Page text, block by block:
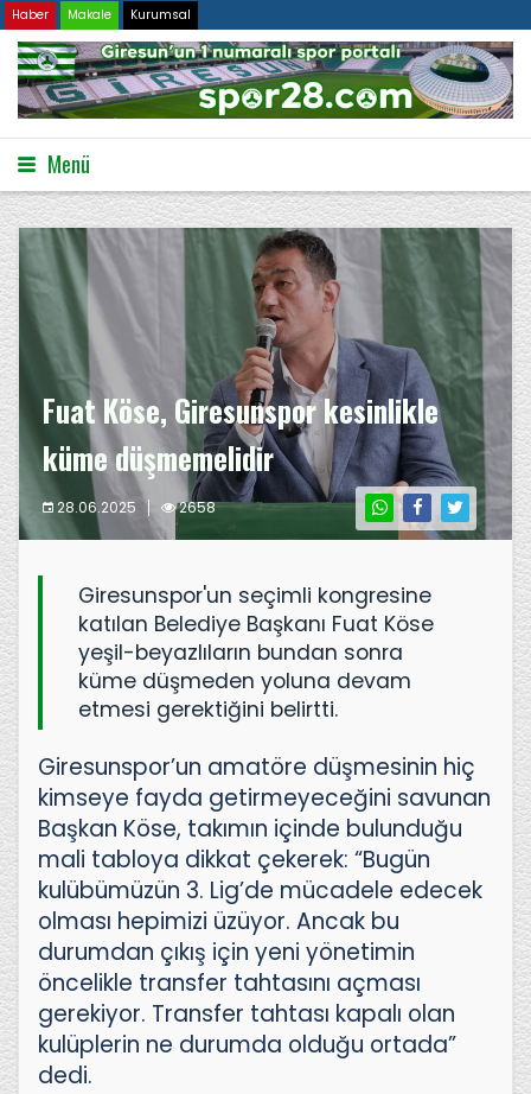
Haber Makale Kurumsal
Menü
Fuat Köse, Giresunspor kesinlikle
küme düşmemelidir
28.06.2025 2658
Giresunspor'un seçimli kongresine
katılan Belediye Başkanı Fuat Köse
yeşil-beyazlıların bundan sonra
küme düşmeden yoluna devam
etmesi gerektiğini belirtti.
Giresunspor’un amatöre düşmesinin hiç
kimseye fayda getirmeyeceğini savunan
Başkan Köse, takımın içinde bulunduğu
mali tabloya dikkat çekerek: “Bugün
kulübümüzün 3. Lig’de mücadele edecek
olması hepimizi üzüyor. Ancak bu
durumdan çıkış için yeni yönetimin
öncelikle transfer tahtasını açması
gerekiyor. Transfer tahtası kapalı olan
kulüplerin ne durumda olduğu ortada”
dedi.